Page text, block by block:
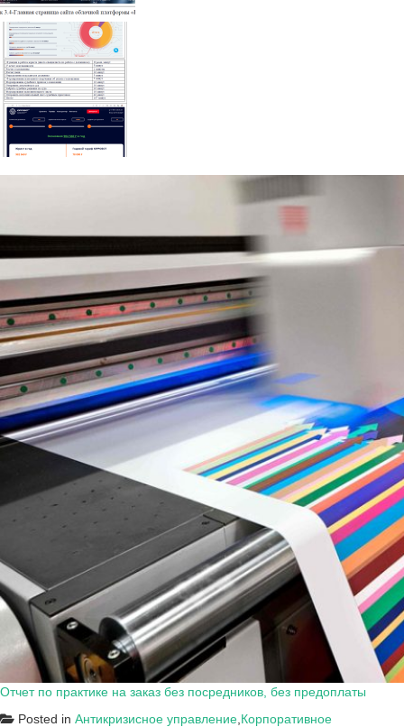
Отчет по практике на заказ без посредников, без предоплаты
Posted in Антикризисное управление Корпоративное